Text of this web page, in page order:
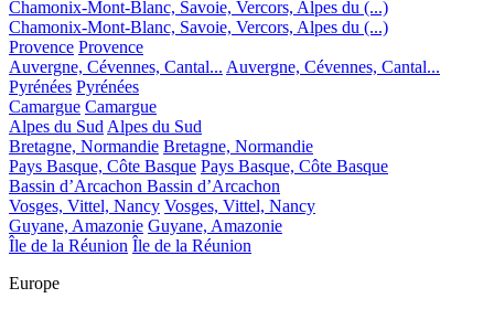
Chamonix-Mont-Blanc, Savoie, Vercors, Alpes du (...)
Chamonix-Mont-Blanc, Savoie, Vercors, Alpes du (...)
Provence Provence
Auvergne, Cévennes, Cantal... Auvergne, Cévennes, Cantal...
Pyrénées Pyrénées
Camargue Camargue
Alpes du Sud Alpes du Sud
Bretagne, Normandie Bretagne, Normandie
Pays Basque, Côte Basque Pays Basque, Côte Basque
Bassin d’Arcachon Bassin d’Arcachon
Vosges, Vittel, Nancy Vosges, Vittel, Nancy
Guyane, Amazonie Guyane, Amazonie
Île de la Réunion Île de la Réunion
Europe